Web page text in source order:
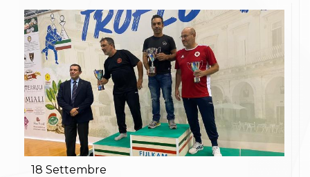
Gare e Risultati
Archivio eventi
Dove siamo
Media
Partners
Trasparenza
Judo
La disciplina
News
Attività Didattica
Gare e Risultati
Albi Federali
18 Settembre